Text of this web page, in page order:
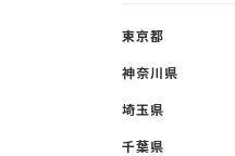
東京都
神奈川県
埼玉県
千葉県